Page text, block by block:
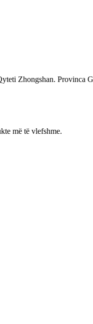
Zhongshan. Provinca
më të vlefshme.